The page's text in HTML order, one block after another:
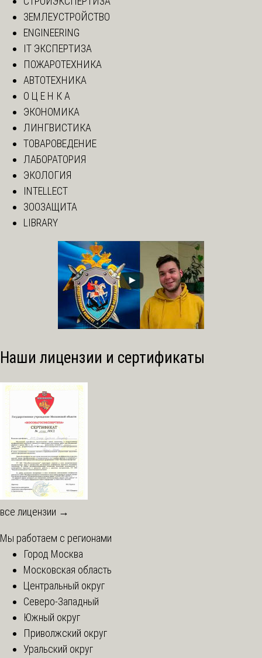
ЗЕМЛЕУСТРОЙСТВО
ENGINEERING
IT ЭКСПЕРТИЗА
ПОЖАРОТЕХНИКА
АВТОТЕХНИКА
О Ц Е Н К А
ЭКОНОМИКА
ЛИНГВИСТИКА
ТОВАРОВЕДЕНИЕ
ЛАБОРАТОРИЯ
ЭКОЛОГИЯ
INTELLECT
ЗООЗАЩИТА
LIBRARY
Наши лицензии и сертификаты
все лицензии →
Мы работаем с регионами
Город Москва
Московская область
Центральный округ
Северо-Западный
Южный округ
Приволжский округ
Уральский округ